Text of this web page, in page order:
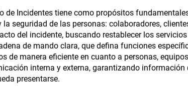
de Incidentes tiene como propósitos
seguridad de las personas: colaboradores,
del incidente, buscando restablecer los
de mando clara, que defina funciones
de manera eficiente en cuanto a personas,
interna y externa, garantizando información
presentarse.